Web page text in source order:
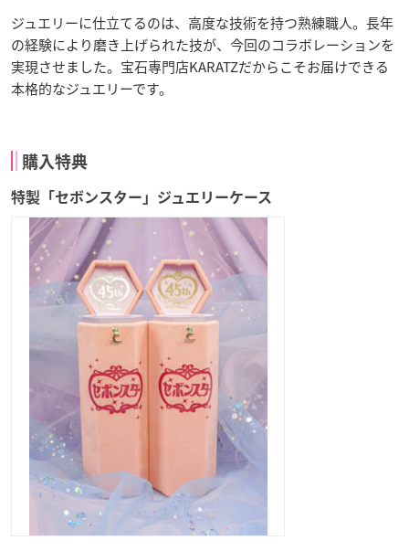
ジュエリーに仕立てるのは、高度な技術を持つ熟練職人。長年
の経験により磨き上げられた技が、今回のコラボレーションを
実現させました。宝石専門店KARATZだからこそお届けできる
本格的なジュエリーです。
購入特典
特製「セボンスター」ジュエリーケース